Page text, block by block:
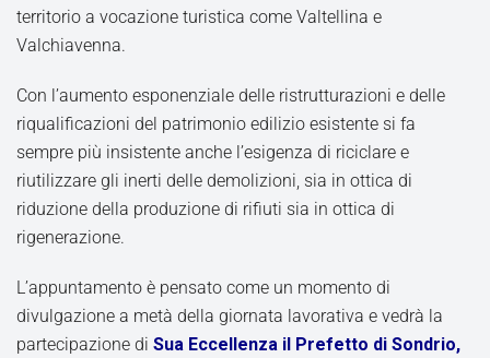
territorio a vocazione turistica come Valtellina e
Valchiavenna.
Con l’aumento esponenziale delle ristrutturazioni e delle
riqualificazioni del patrimonio edilizio esistente si fa
sempre più insistente anche l’esigenza di riciclare e
riutilizzare gli inerti delle demolizioni, sia in ottica di
riduzione della produzione di rifiuti sia in ottica di
rigenerazione.
L’appuntamento è pensato come un momento di
divulgazione a metà della giornata lavorativa e vedrà la
partecipazione di Sua Eccellenza il Prefetto di Sondrio,